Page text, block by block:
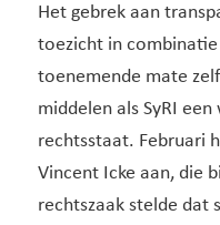
Het gebrek aan
toezicht in
toenemende mate
middelen als SyRI
rechtsstaat. Februari
Vincent Icke aan, die
rechtszaak stelde dat